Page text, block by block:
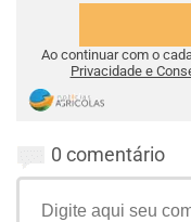
Ao continuar com o
Privacidade e
0 comentário